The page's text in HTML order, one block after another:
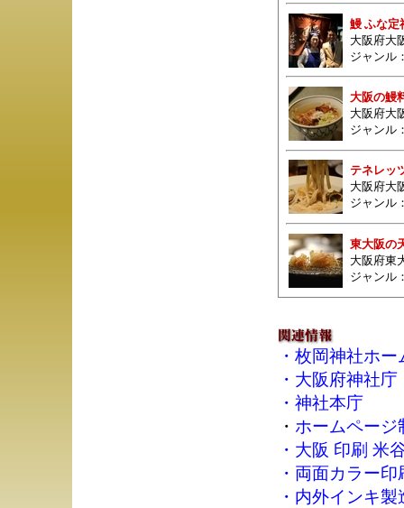
鰻 ふな定
大阪府大
ジャンル
大阪の鰻
大阪府大
ジャンル
テネレッ
大阪府大
ジャンル
東大阪の
大阪府東
ジャンル
・ 枚岡神社ホー
・ 大阪府神社庁
・ 神社本庁
・ ホームページ
・ 大阪 印刷 米
・ 両面カラー印
・ 内外インキ製